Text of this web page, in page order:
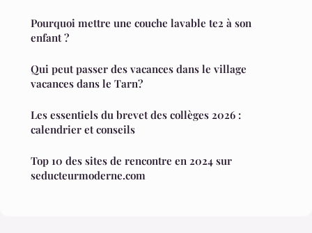
Pourquoi mettre une couche lavable te2 à son
enfant ?
Qui peut passer des vacances dans le village
vacances dans le Tarn?
Les essentiels du brevet des collèges 2026 :
calendrier et conseils
Top 10 des sites de rencontre en 2024 sur
seducteurmoderne.com